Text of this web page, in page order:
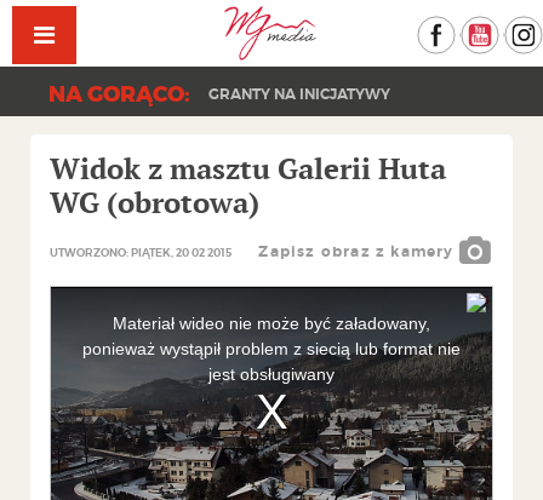
Facebook
NA GORĄCO: GRANTY NA INICJATYWY
Widok z masztu Galerii Huta
WG (obrotowa)
UTWORZONO: PIĄTEK, 20 02 2015 Zapisz obraz z kamery
This
Materiał wideo nie może być załadowany,
ponieważ wystąpił problem z siecią lub format nie
jest obsługiwany